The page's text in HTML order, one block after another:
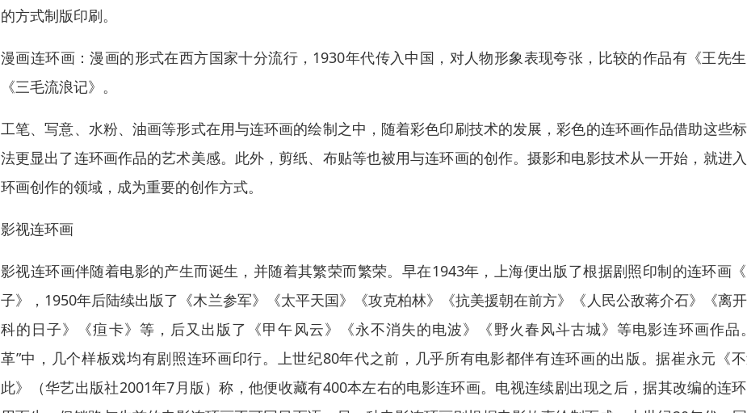
的方式制版印刷。
漫画连环画：漫画的形式在西方国家十分流行，1930年代传入中国，对人物形象表现夸张，比较的作品有《王先
《三毛流浪记》。
工笔、写意、水粉、油画等形式在用与连环画的绘制之中，随着彩色印刷技术的发展，彩色的连环画作品借助这些
法更显出了连环画作品的艺术美感。此外，剪纸、布贴等也被用与连环画的创作。摄影和电影技术从一开始，就进
环画创作的领域，成为重要的创作方式。
影视连环画
影视连环画伴随着电影的产生而诞生，并随着其繁荣而繁荣。早在1943年，上海便出版了根据剧照印制的连环画
子》，1950年后陆续出版了《木兰参军》《太平天国》《攻克柏林》《抗美援朝在前方》《人民公敌蒋介石》《离
科的日子》《疸卡》等，后又出版了《甲午风云》《永不消失的电波》《野火春风斗古城》等电影连环画作品
革”中，几个样板戏均有剧照连环画印行。上世纪80年代之前，几乎所有电影都伴有连环画的出版。据崔永元《
此》（华艺出版社2001年7月版）称，他便收藏有400本左右的电影连环画。电视连续剧出现之后，据其改编的连